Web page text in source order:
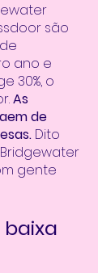
são
ano e
30%, o
As
de
Dito
gente